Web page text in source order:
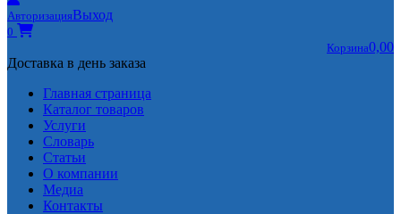
АвторизацияВыход
0
Корзина0,00
Доставка в день заказа
Главная страница
Каталог товаров
Услуги
Словарь
Статьи
О компании
Медиа
Контакты